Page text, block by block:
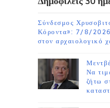
Σύνδεσμος
Κόροντα»: 7/8/2026
στον αρχαιολογικό
Να
ζήτω